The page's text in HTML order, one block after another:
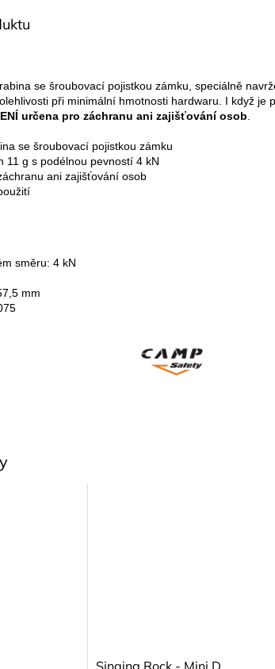
se šroubovací pojistkou zámku, speciálně
při minimální hmotnosti hardwaru. I když je
určena pro záchranu ani zajišťování osob
se šroubovací pojistkou zámku
11 g s podélnou pevností 4 kN
ani zajišťování osob
směru: 4 kN
mm